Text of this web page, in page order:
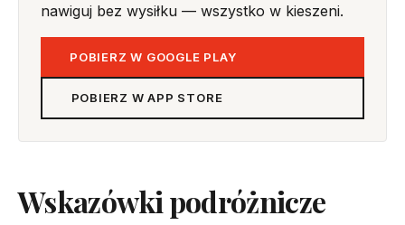
nawiguj bez wysiłku — wszystko w kieszeni.
POBIERZ W GOOGLE PLAY
POBIERZ W APP STORE
Wskazówki podróżnicze